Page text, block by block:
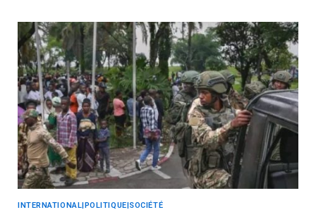
INTERNATIONAL|POLITIQUE|SOCIÉTÉ